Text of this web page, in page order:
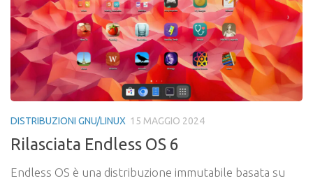
DISTRIBUZIONI GNU/LINUX 15 MAGGIO 2024
Rilasciata Endless OS 6
Endless OS è una distribuzione immutabile basata su